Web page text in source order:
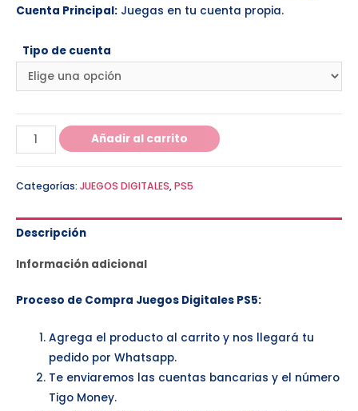
Cuenta Principal: Juegas en tu cuenta propia.
Tipo de cuenta
Añadir al carrito
Categorías: JUEGOS DIGITALES,PS5
Descripción
Información adicional
Proceso de Compra Juegos Digitales PS5:
Agrega el producto al carrito y nos llegará tu
pedido por Whatsapp.
Te enviaremos las cuentas bancarias y el número
Tigo Money.